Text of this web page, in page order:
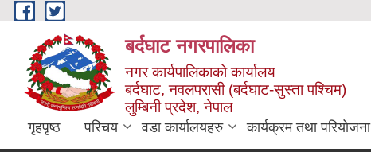
Skip to main content
बर्दघाट नगरपालिका
नगर कार्यपालिकाको कार्यालय
बर्दघाट, नवलपरासी (बर्दघाट-सुस्ता पश्चिम)
लुम्बिनी प्रदेश, नेपाल
गृहपृष्ठ परिचय वडा कार्यालयहरु कार्यक्रम तथा परियोजना